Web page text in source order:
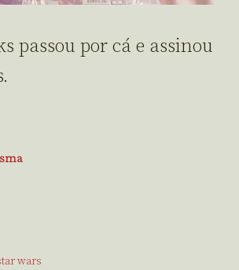
passou por cá e assinou
wars